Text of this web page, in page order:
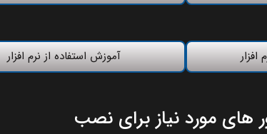
آموزش استفاده از نرم افزار
های مورد نیاز برای نصب